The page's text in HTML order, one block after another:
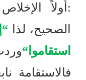
: أولاً
الصحيح، لذا “
استقاموا “
فالاستقامة